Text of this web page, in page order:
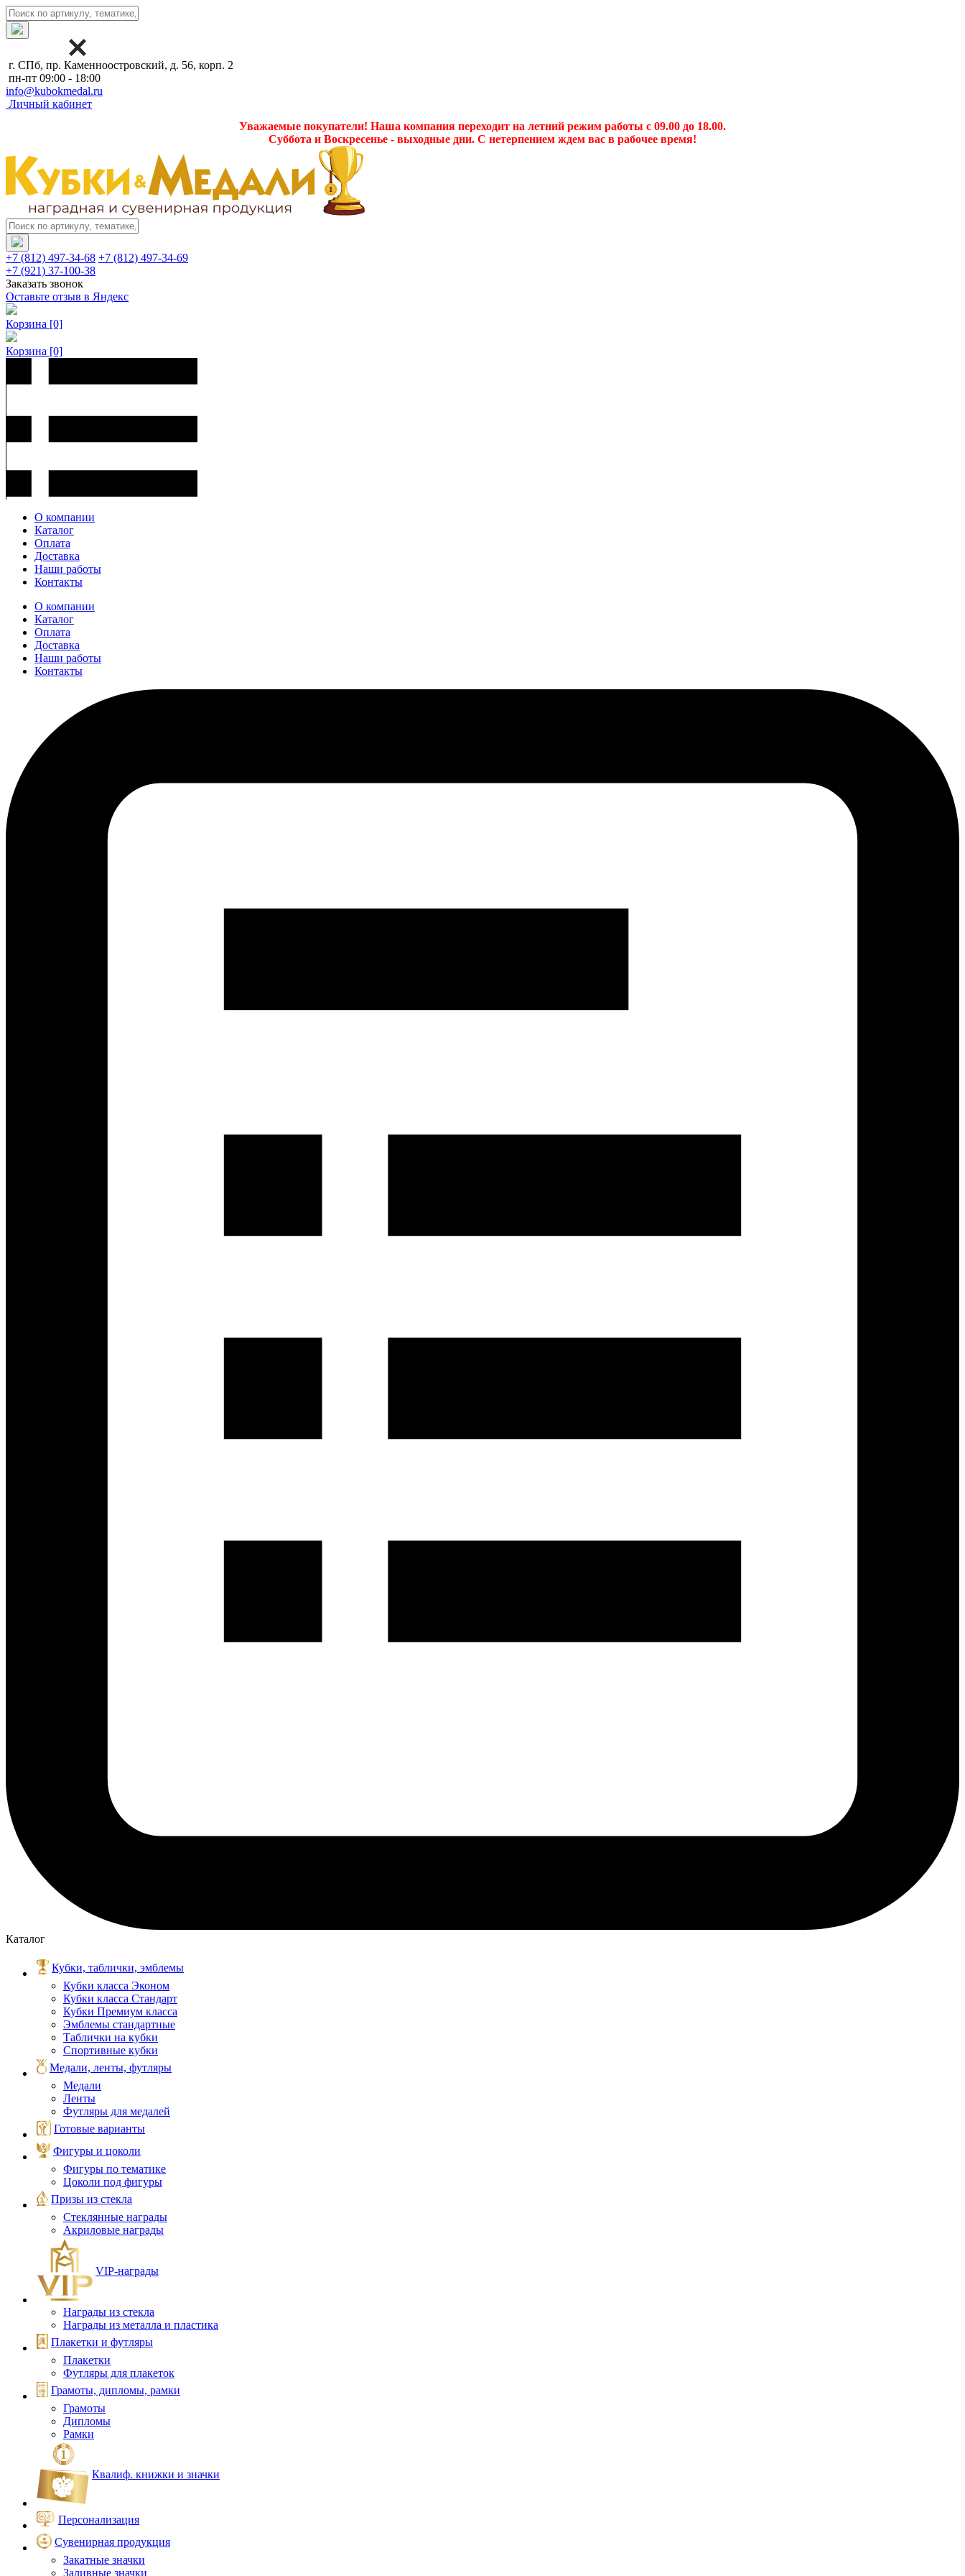
г. СПб, пр. Каменноостровский, д. 56, корп. 2
пн-пт 09:00 - 18:00
info@kubokmedal.ru
Личный кабинет
Уважаемые покупатели! Наша компания переходит на летний режим работы с 09.00 до 18.00.
Суббота и Воскресенье - выходные дни. С нетерпением ждем вас в рабочее время!
+7 (812) 497-34-68 +7 (812) 497-34-69
+7 (921) 37-100-38
Заказать звонок
Оставьте отзыв в Яндекс
Корзина [0]
Корзина [0]
О компании
Каталог
Оплата
Доставка
Наши работы
Контакты
О компании
Каталог
Оплата
Доставка
Наши работы
Контакты
Каталог
Кубки, таблички, эмблемы
Кубки класса Эконом
Кубки класса Стандарт
Кубки Премиум класса
Эмблемы стандартные
Таблички на кубки
Спортивные кубки
Медали, ленты, футляры
Медали
Ленты
Футляры для медалей
Готовые варианты
Фигуры и цоколи
Фигуры по тематике
Цоколи под фигуры
Призы из стекла
Стеклянные награды
Акриловые награды
VIP‑награды
Награды из стекла
Награды из металла и пластика
Плакетки и футляры
Плакетки
Футляры для плакеток
Грамоты, дипломы, рамки
Грамоты
Дипломы
Рамки
Квалиф. книжки и значки
Персонализация
Сувенирная продукция
Закатные значки
Заливные значки